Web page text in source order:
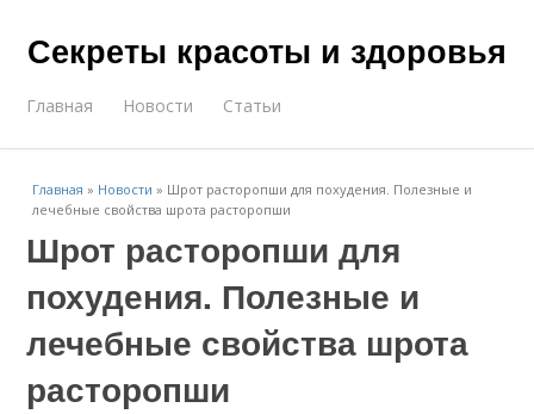
Секреты красоты и здоровья
Главная Новости Статьи
Главная » Новости » Шрот расторопши для похудения. Полезные и
лечебные свойства шрота расторопши
Шрот расторопши для
похудения. Полезные и
лечебные свойства шрота
расторопши